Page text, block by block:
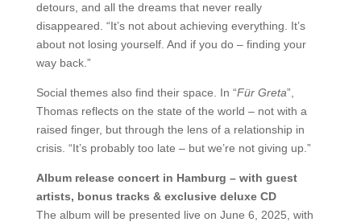
detours, and all the dreams that never really
disappeared. “It’s not about achieving everything. It’s
about not losing yourself. And if you do – finding your
way back.”
Social themes also find their space. In “Für Greta”,
Thomas reflects on the state of the world – not with a
raised finger, but through the lens of a relationship in
crisis. “It’s probably too late – but we’re not giving up.”
Album release concert in Hamburg – with guest
artists, bonus tracks & exclusive deluxe CD
The album will be presented live on June 6, 2025, with